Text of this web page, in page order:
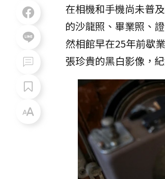
在相機和手機尚未普
的沙龍照、畢業照、
然相館早在25年前歇
張珍貴的黑白影像，